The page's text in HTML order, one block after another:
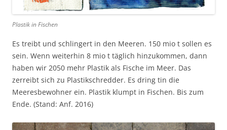
Plastik in Fischen
Es treibt und schlingert in den Meeren. 150 mio t sollen es
sein. Wenn weiterhin 8 mio t täglich hinzukommen, dann
haben wir 2050 mehr Plastik als Fische im Meer. Das
zerreibt sich zu Plastikschredder. Es dring tin die
Meeresbewohner ein. Plastik klumpt in Fischen. Bis zum
Ende. (Stand: Anf. 2016)